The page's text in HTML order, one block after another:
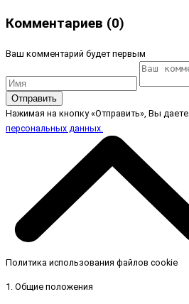
Комментариев (0)
Ваш комментарий будет первым
Отправить
Нажимая на кнопку «Отправить», Вы даете
персональных данных.
Политика использования файлов cookie
1. Общие положения